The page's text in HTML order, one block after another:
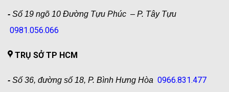
- Số 19 ngõ 10 Đường Tựu Phúc – P. Tây Tựu
0981.056.066
TRỤ SỞ TP HCM
- Số 36, đường số 18, P. Bình Hưng Hòa 0966.831.477